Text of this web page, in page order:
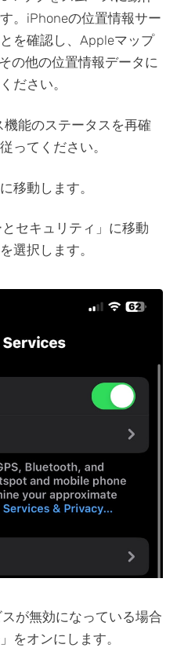
。iPhoneの位置情報サー
を確認し、Appleマップ
の他の位置情報データに
ださい。
能のステータスを再確
ってください。
移動します。
とセキュリティ」に移動
選択します。
が無効になっている場合
をオンにします。